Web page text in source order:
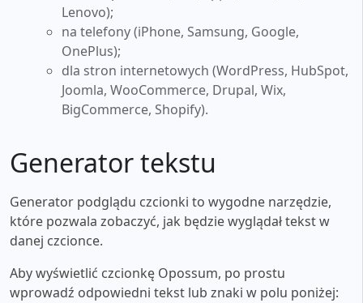
Lenovo);
na telefony (iPhone, Samsung, Google,
OnePlus);
dla stron internetowych (WordPress, HubSpot,
Joomla, WooCommerce, Drupal, Wix,
BigCommerce, Shopify).
Generator tekstu
Generator podglądu czcionki to wygodne narzędzie,
które pozwala zobaczyć, jak będzie wyglądał tekst w
danej czcionce.
Aby wyświetlić czcionkę Opossum, po prostu
wprowadź odpowiedni tekst lub znaki w polu poniżej: